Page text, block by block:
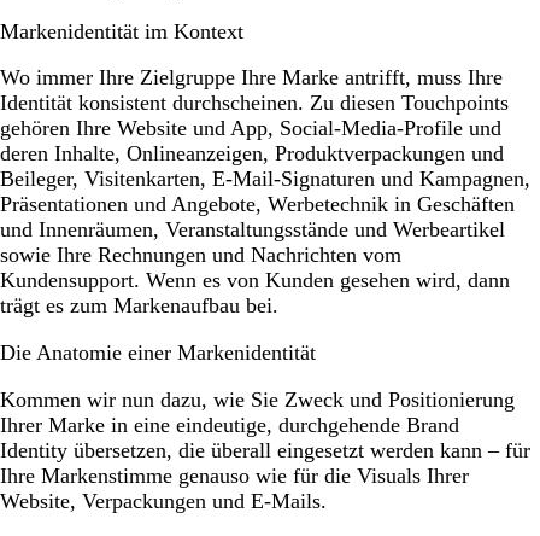
Markenidentität im Kontext
Wo immer Ihre Zielgruppe Ihre Marke antrifft, muss Ihre
Identität konsistent durchscheinen. Zu diesen Touchpoints
gehören Ihre Website und App, Social-Media-Profile und
deren Inhalte, Onlineanzeigen, Produktverpackungen und
Beileger, Visitenkarten, E-Mail-Signaturen und Kampagnen,
Präsentationen und Angebote, Werbetechnik in Geschäften
und Innenräumen, Veranstaltungsstände und Werbeartikel
sowie Ihre Rechnungen und Nachrichten vom
Kundensupport. Wenn es von Kunden gesehen wird, dann
trägt es zum Markenaufbau bei.
Die Anatomie einer Markenidentität
Kommen wir nun dazu, wie Sie Zweck und Positionierung
Ihrer Marke in eine eindeutige, durchgehende Brand
Identity übersetzen, die überall eingesetzt werden kann – für
Ihre Markenstimme genauso wie für die Visuals Ihrer
Website, Verpackungen und E-Mails.